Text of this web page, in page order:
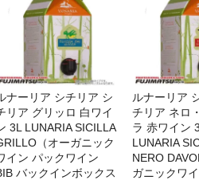
ナーリア シチリア シ
リア グリッロ 白ワイ
3L LUNARIA SICILLA
（オーガニック
イン パックワイン
バックインボックス
ルナーリア
チリア ネロ
ラ 赤ワイ
LUNARIA
NERO
ガニックワ